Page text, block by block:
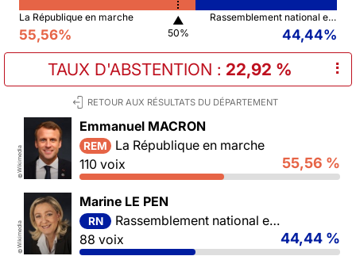
La République en marche
55,56%
▲
50%
Rassemblement national et ses alliés
44,44%
TAUX D'ABSTENTION : 22,92 % ⠇
RETOUR AUX RÉSULTATS DU DÉPARTEMENT
©
Wikimedia
Emmanuel MACRON
REM
La République en marche
110 voix
55,56 %
©
Wikimedia
Marine LE PEN
RN
Rassemblement national et ses alliés
88 voix
44,44 %